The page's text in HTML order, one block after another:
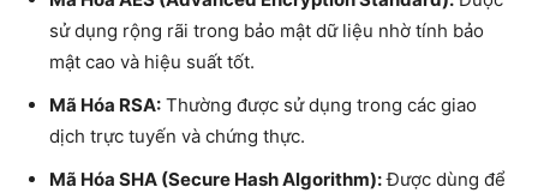
sử dụng rộng rãi trong bảo mật dữ liệu nhờ tính bảo
mật cao và hiệu suất tốt.
Mã Hóa RSA: Thường được sử dụng trong các giao
dịch trực tuyến và chứng thực.
Mã Hóa SHA (Secure Hash Algorithm):Được dùng để